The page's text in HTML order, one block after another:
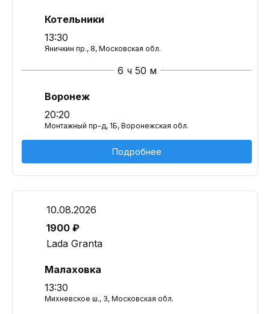
Котельники
13:30
Яничкин пр., 8, Московская обл.
6 ч 50 м
Воронеж
20:20
Монтажный пр-д, 1Б, Воронежская обл.
Подробнее
10.08.2026
1900 ₽
Lada Granta
Малаховка
13:30
Михневское ш., 3, Московская обл.